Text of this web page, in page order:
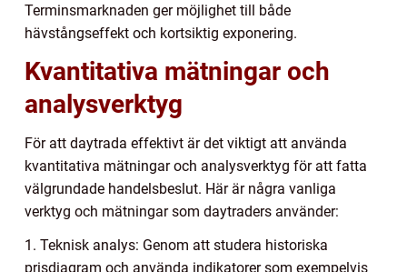
Terminsmarknaden ger möjlighet till både
hävstångseffekt och kortsiktig exponering.
Kvantitativa mätningar och
analysverktyg
För att daytrada effektivt är det viktigt att använda
kvantitativa mätningar och analysverktyg för att fatta
välgrundade handelsbeslut. Här är några vanliga
verktyg och mätningar som daytraders använder:
1. Teknisk analys: Genom att studera historiska
prisdiagram och använda indikatorer som exempelvis